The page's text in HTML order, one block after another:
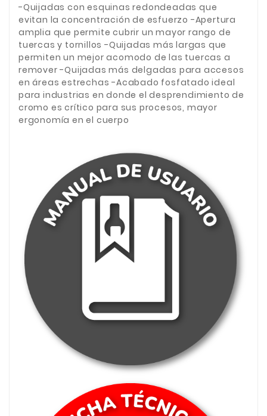
-Quijadas con esquinas redondeadas que
evitan la concentración de esfuerzo -Apertura
amplia que permite cubrir un mayor rango de
tuercas y tornillos -Quijadas más largas que
permiten un mejor acomodo de las tuercas a
remover -Quijadas más delgadas para accesos
en áreas estrechas -Acabado fosfatado ideal
para industrias en donde el desprendimiento de
cromo es crítico para sus procesos, mayor
ergonomía en el cuerpo